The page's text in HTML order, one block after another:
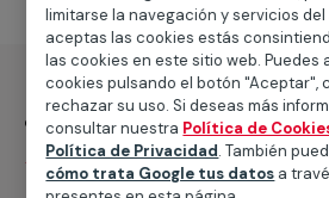
¿Qué incluye?
Servicio de recogida y
limitarse la navegación y servicios del
aceptas las cookies estás
las cookies en este sitio web. Puedes
cookies pulsando el botón "Aceptar",
rechazar su uso. Si deseas más
consultar nuestra Política de
Política de Privacidad. También
cómo trata Google tus datos a